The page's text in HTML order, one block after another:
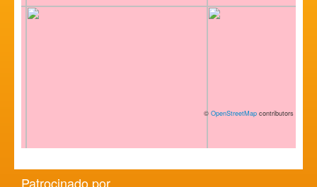
© OpenStreetMap contributors
Patrocinado por